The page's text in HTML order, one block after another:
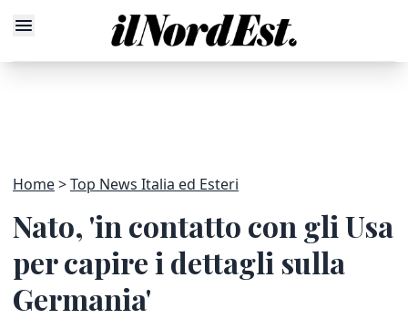
Home Top News Italia ed Esteri
Nato, 'in contatto con gli Usa
per capire i dettagli sulla
Germania'